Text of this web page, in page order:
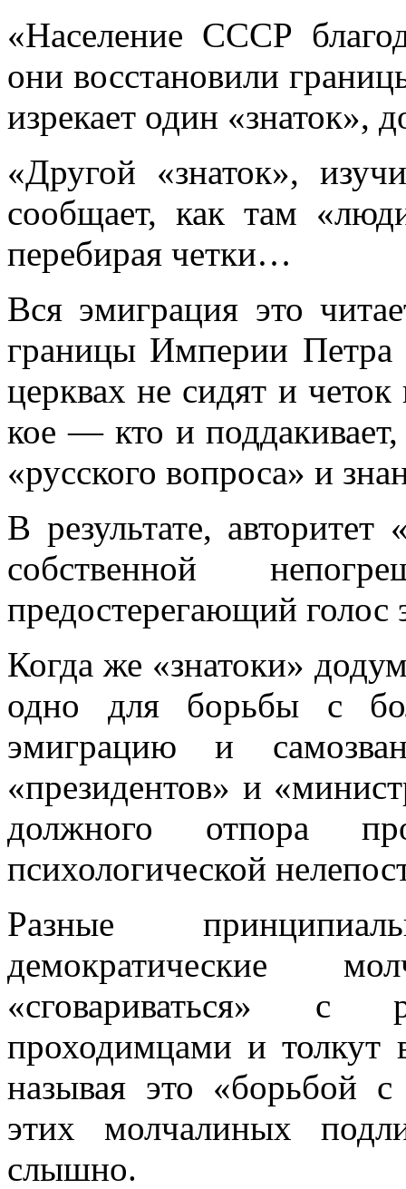
«Население СССР
они восстановили
изрекает один «знаток»,
«Другой «знаток»,
сообщает, как там
перебирая четки…
Вся эмиграция это
границы Импе­рии Петра
церквах не сидят и
кое — кто и
«русского вопроса» и
В результате,
собственной
предостерегающий
Когда же «знатоки»
одно для борь­бы с
эмиграцию и
«президентов» и
должного отпора
психологической
Разные
демократические
«сговариваться» с
проходимцами и толкут
называя это «борьбой
этих молчалиных
слышно.